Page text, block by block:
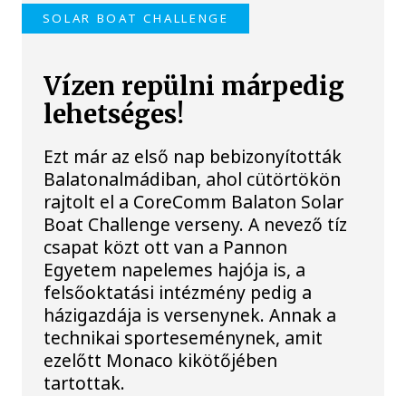
SOLAR BOAT CHALLENGE
Vízen repülni márpedig
lehetséges!
Ezt már az első nap bebizonyították
Balatonalmádiban, ahol cütörtökön
rajtolt el a CoreComm Balaton Solar
Boat Challenge verseny. A nevező tíz
csapat közt ott van a Pannon
Egyetem napelemes hajója is, a
felsőoktatási intézmény pedig a
házigazdája is versenynek. Annak a
technikai sporteseménynek, amit
ezelőtt Monaco kikötőjében
tartottak.